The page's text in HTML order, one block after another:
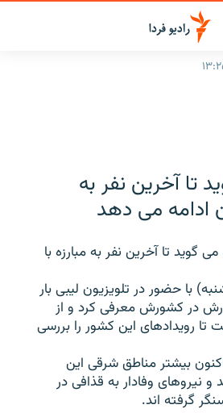
تا آخرین نفر به
ادامه می دهد
گوید تا آخرین نفر به مبارزه با
با حضور در تلویزیون لیبی بار
در کشورش معرفی کرد و از
تا رویدادهای این کشور را بررسی
بیشتر مناطق شرقی این
و نیروهای وفادار به قذافی در
گرفته اند.